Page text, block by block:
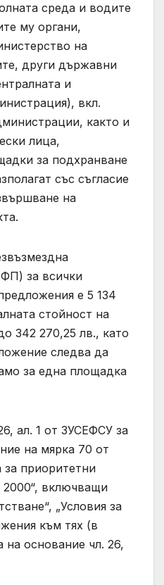
среда и водите
му органи,
на
други държавни
и
вкл.
както и
лица,
за подхранване
със съгласие
на
за всички
е 5 134
стойност на
342 270,25 лв., като
следва да
за една площадка
ал. 1 от ЗУСЕФСУ за
на мярка 70 от
приоритетни
включващи
„Условия за
към тях (в
на основание чл. 26,